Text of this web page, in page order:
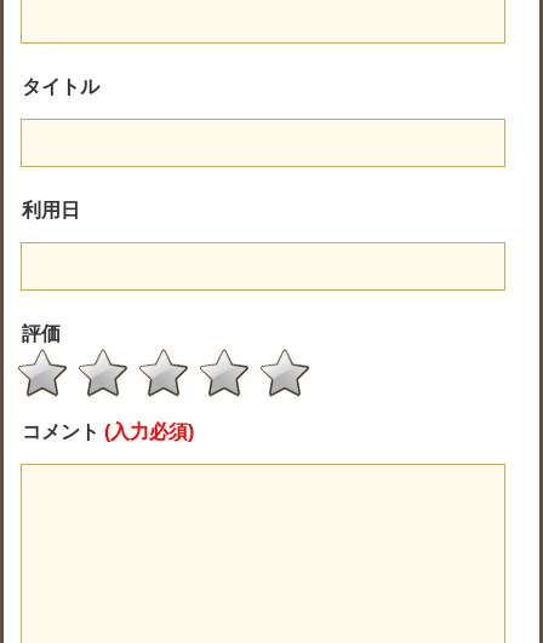
タイトル
利用日
評価
コメント (入力必須)